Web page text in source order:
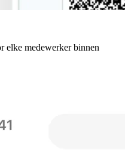
elke medewerker binnen